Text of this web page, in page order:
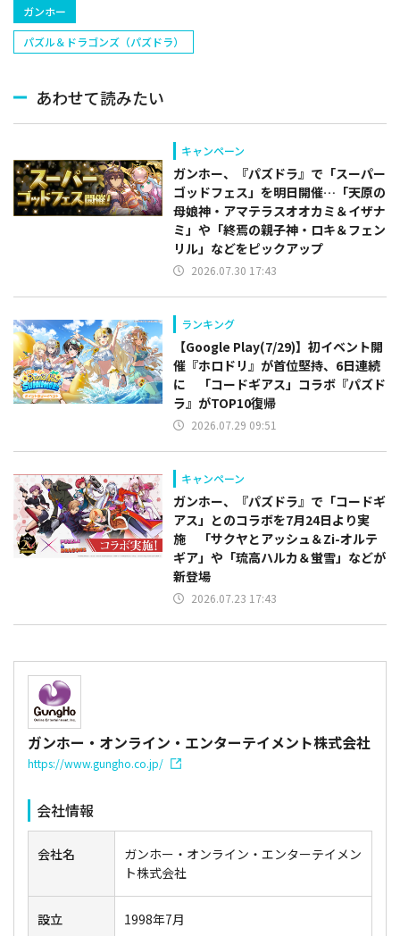
ガンホー
パズル＆ドラゴンズ（パズドラ）
あわせて読みたい
キャンペーン
ガンホー、『パズドラ』で「スーパー
ゴッドフェス」を明日開催…「天原の
母娘神・アマテラスオオカミ＆イザナ
ミ」や「終焉の親子神・ロキ＆フェン
リル」などをピックアップ
2026.07.30 17:43
ランキング
【Google Play(7/29)】初イベント開
催『ホロドリ』が首位堅持、6日連続
に 「コードギアス」コラボ『パズド
ラ』がTOP10復帰
2026.07.29 09:51
キャンペーン
ガンホー、『パズドラ』で「コードギ
アス」とのコラボを7月24日より実
施 「サクヤとアッシュ＆Zi-オルテ
ギア」や「琉高ハルカ＆蛍雪」などが
新登場
2026.07.23 17:43
ガンホー・オンライン・エンターテイメント株式会社
https://www.gungho.co.jp/
会社情報
会社名
ガンホー・オンライン・エンターテイメン
ト株式会社
設立 1998年7月